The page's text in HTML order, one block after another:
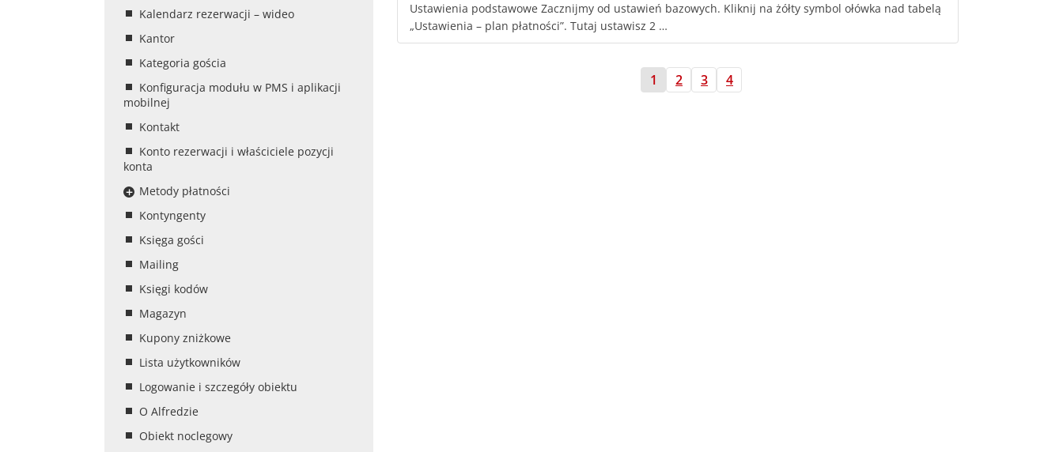
Kalendarz rezerwacji – wideo
Kantor
Kategoria gościa
Konfiguracja modułu w PMS i aplikacji
mobilnej
Kontakt
Konto rezerwacji i właściciele pozycji
konta
Metody płatności
Kontyngenty
Księga gości
Mailing
Księgi kodów
Magazyn
Kupony zniżkowe
Lista użytkowników
Logowanie i szczegóły obiektu
O Alfredzie
Obiekt noclegowy
Ustawienia podstawowe Zacznijmy od ustawień bazowych. Kliknij na żółty symbol ołówka nad tabelą
„Ustawienia – plan płatności”. Tutaj ustawisz 2 …
1 2 3 4